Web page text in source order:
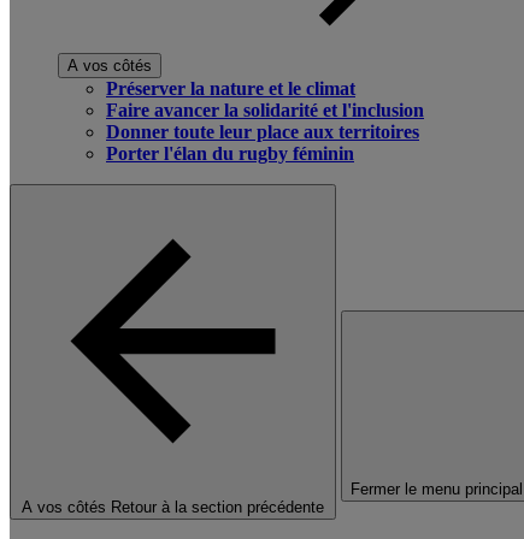
A vos côtés
Préserver la nature et le climat
Faire avancer la solidarité et l'inclusion
Donner toute leur place aux territoires
Porter l'élan du rugby féminin
A vos côtés Retour à la section précédente
Fermer le menu principal